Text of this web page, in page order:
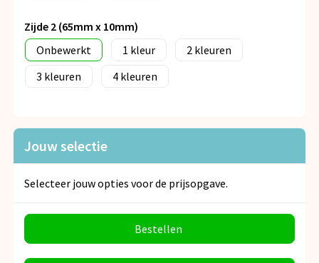
Zijde 2 (65mm x 10mm)
Onbewerkt
1
2
3
4
Jouw selectie
Selecteer jouw opties voor de prijsopgave.
Bestellen